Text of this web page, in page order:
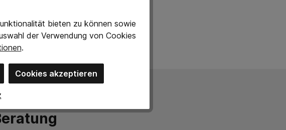
bieten zu können sowie
der Verwendung von Cookies
.
Cookies akzeptieren